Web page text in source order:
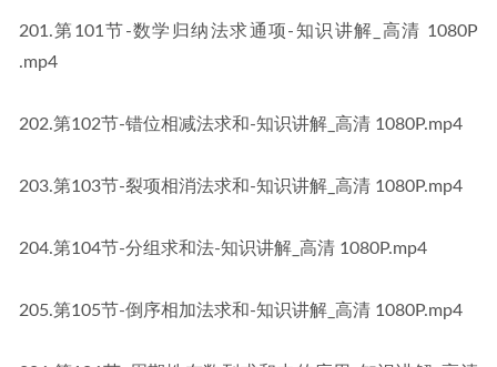
​201​.第101节-数学归纳法求通项-知识讲解_高清 1080P​​
.mp4
​202​.第102节-错位相减法求和-知识讲解_高清 1080P​​.mp4
​203​.第103节-裂项相消法求和-知识讲解_高清 1080P​​.mp4
​204​.第104节-分组求和法-知识讲解_高清 1080P​​.mp4
​205​.第105节-倒序相加法求和-知识讲解_高清 1080P​​.mp4